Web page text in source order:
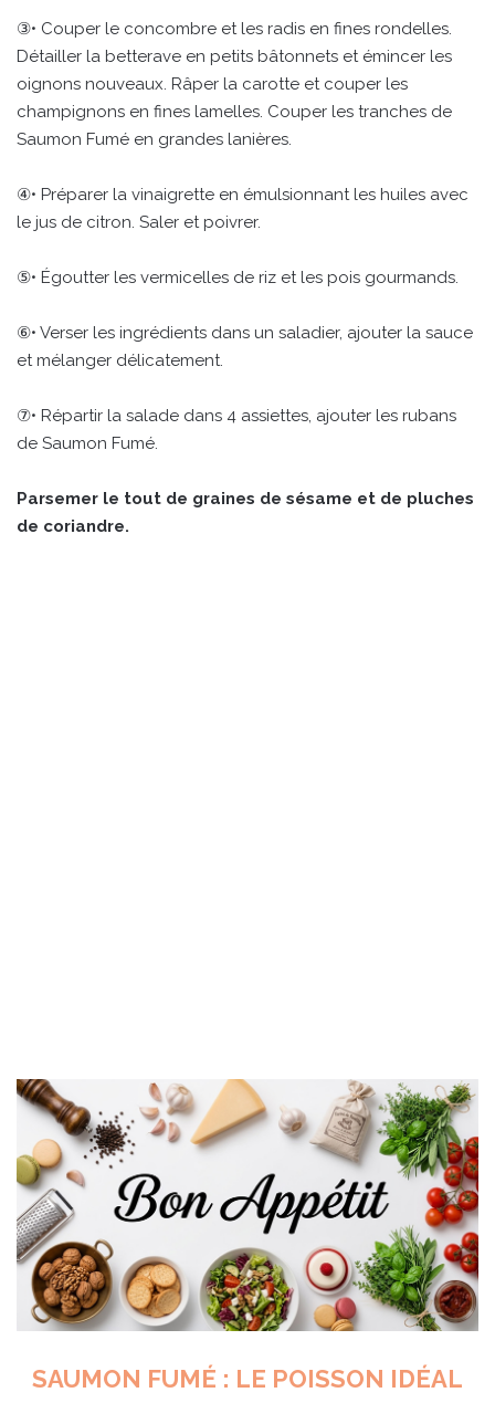
③• Couper le concombre et les radis en fines rondelles.
Détailler la betterave en petits bâtonnets et émincer les
oignons nouveaux. Râper la carotte et couper les
champignons en fines lamelles. Couper les tranches de
Saumon Fumé en grandes lanières.
④• Préparer la vinaigrette en émulsionnant les huiles avec
le jus de citron. Saler et poivrer.
⑤• Égoutter les vermicelles de riz et les pois gourmands.
⑥• Verser les ingrédients dans un saladier, ajouter la sauce
et mélanger délicatement.
⑦• Répartir la salade dans 4 assiettes, ajouter les rubans
de Saumon Fumé.
Parsemer le tout de graines de sésame et de pluches
de coriandre.
SAUMON FUMÉ : LE POISSON IDÉAL